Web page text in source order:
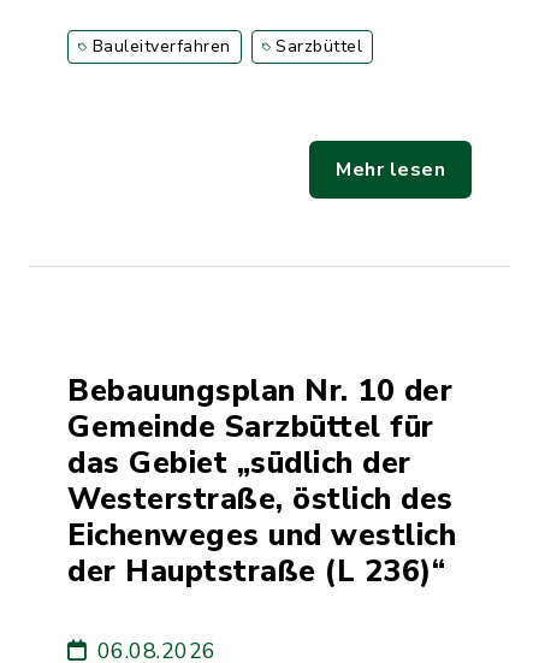
Bauleitverfahren Sarzbüttel
Mehr lesen
Bebauungsplan Nr. 10 der
Gemeinde Sarzbüttel für
das Gebiet „südlich der
Westerstraße, östlich des
Eichenweges und westlich
der Hauptstraße (L 236)“
06.08.2026